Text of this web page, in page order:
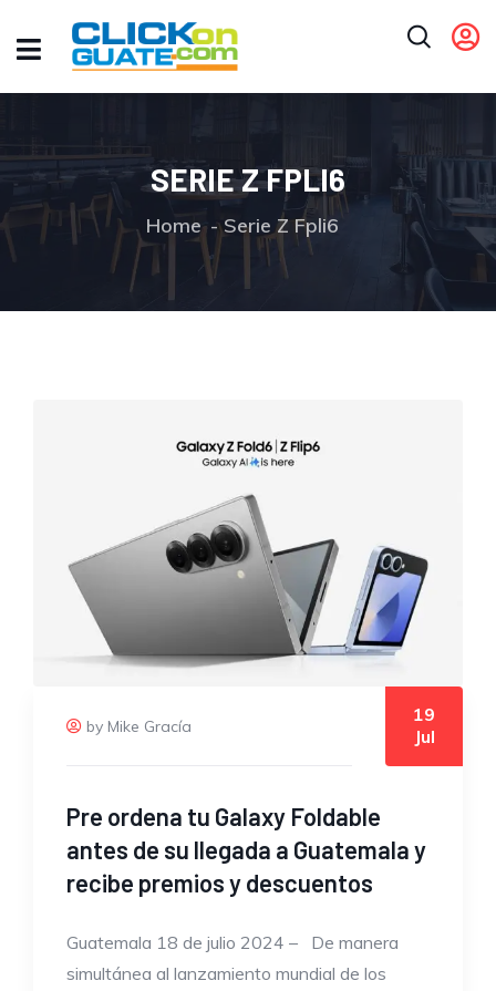
SERIE Z FPLI6
Home Serie Z Fpli6
by Mike Gracía
19
Jul
Pre ordena tu Galaxy Foldable
antes de su llegada a Guatemala y
recibe premios y descuentos
Guatemala 18 de julio 2024 – De manera
simultánea al lanzamiento mundial de los